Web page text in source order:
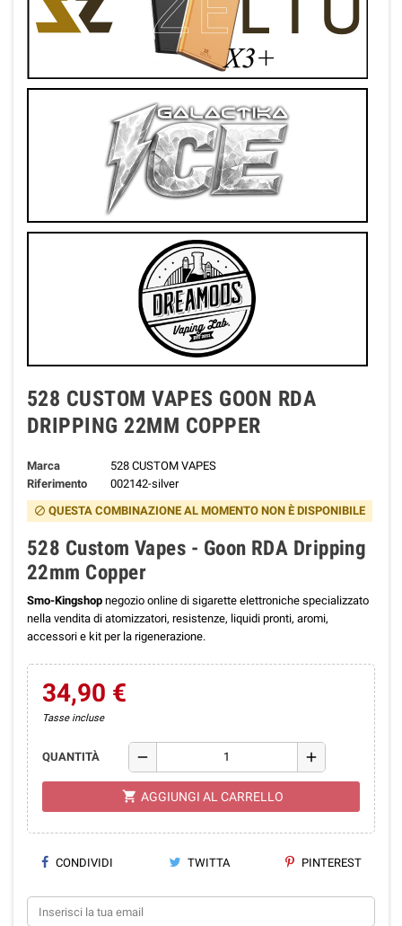
528 CUSTOM VAPES GOON RDA
DRIPPING 22MM COPPER
Marca
528 CUSTOM VAPES
Riferimento
002142-silver
block QUESTA COMBINAZIONE AL MOMENTO NON È DISPONIBILE
528 Custom Vapes - Goon RDA Dripping
22mm Copper
Smo-Kingshop negozio online di sigarette elettroniche specializzato
nella vendita di atomizzatori, resistenze, liquidi pronti, aromi,
accessori e kit per la rigenerazione.
34,90 €
Tasse incluse
QUANTITÀ remove add
shopping_cart AGGIUNGI AL CARRELLO
CONDIVIDI TWITTA PINTEREST